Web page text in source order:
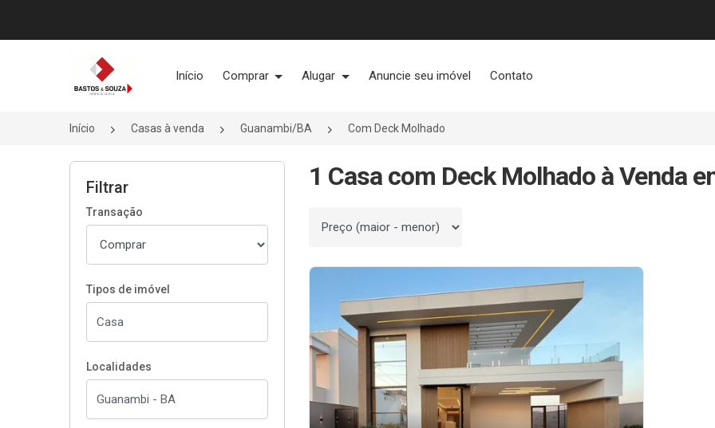
Página inicial
Início Comprar Alugar Anuncie seu imóvel Contato
Início Casas à venda Guanambi/BA Com Deck Molhado
Filtrar
Transação
Tipos de imóvel
Localidades
1 Casa com Deck Molhado à Venda
Ordenar por